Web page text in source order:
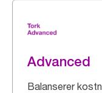
Advanced
Balanserer